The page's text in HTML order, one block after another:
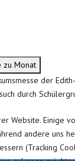
zu Monat
der
durch
Website. Einige
andere uns
(Tracking